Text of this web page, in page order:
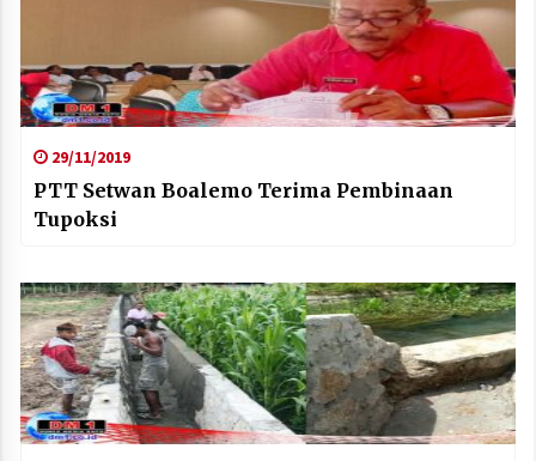
29/11/2019
PTT Setwan Boalemo Terima Pembinaan
Tupoksi